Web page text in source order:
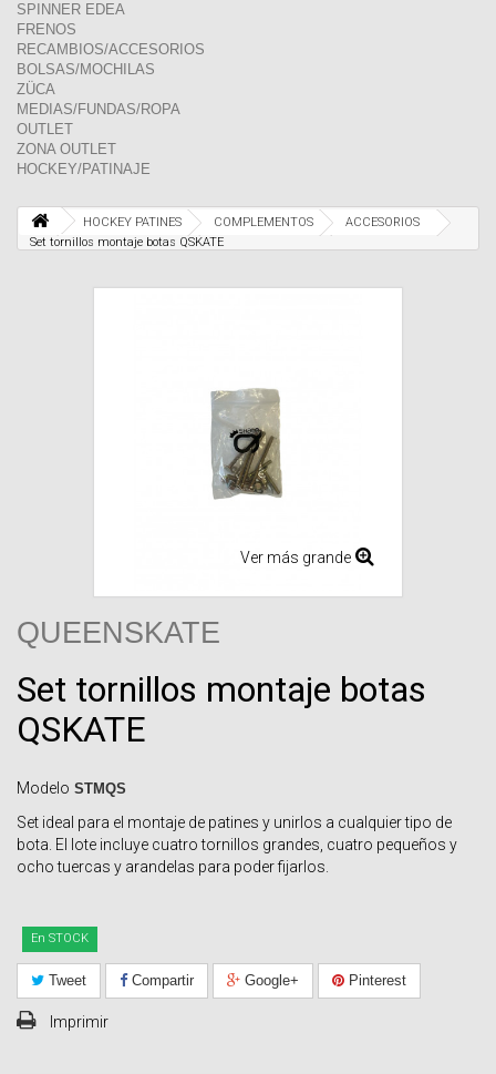
SPINNER EDEA
FRENOS
RECAMBIOS/ACCESORIOS
BOLSAS/MOCHILAS
ZÜCA
MEDIAS/FUNDAS/ROPA
OUTLET
ZONA OUTLET
HOCKEY/PATINAJE
HOCKEY PATINES COMPLEMENTOS
ACCESORIOS
Set tornillos montaje botas QSKATE
Ver más grande
QUEENSKATE
Set tornillos montaje botas
QSKATE
Modelo STMQS
Set ideal para el montaje de patines y unirlos a cualquier tipo de
bota. El lote incluye cuatro tornillos grandes, cuatro pequeños y
ocho tuercas y arandelas para poder fijarlos.
En STOCK
Tweet Compartir Google+ Pinterest
Imprimir